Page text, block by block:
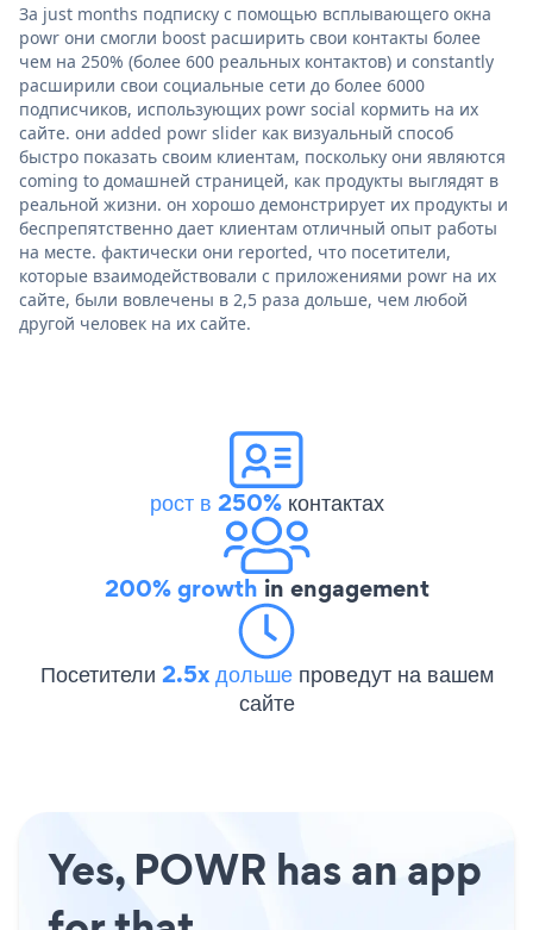
За just months подписку с помощью всплывающего окна
powr они смогли boost расширить свои контакты более
чем на 250% (более 600 реальных контактов) и constantly
расширили свои социальные сети до более 6000
подписчиков, использующих powr social кормить на их
сайте. они added powr slider как визуальный способ
быстро показать своим клиентам, поскольку они являются
coming to домашней страницей, как продукты выглядят в
реальной жизни. он хорошо демонстрирует их продукты и
беспрепятственно дает клиентам отличный опыт работы
на месте. фактически они reported, что посетители,
которые взаимодействовали с приложениями powr на их
сайте, были вовлечены в 2,5 раза дольше, чем любой
другой человек на их сайте.
рост в 250%контактах
200% growth in engagement
Посетители 2.5x дольше проведут на вашем
сайте
Yes, POWR has an app